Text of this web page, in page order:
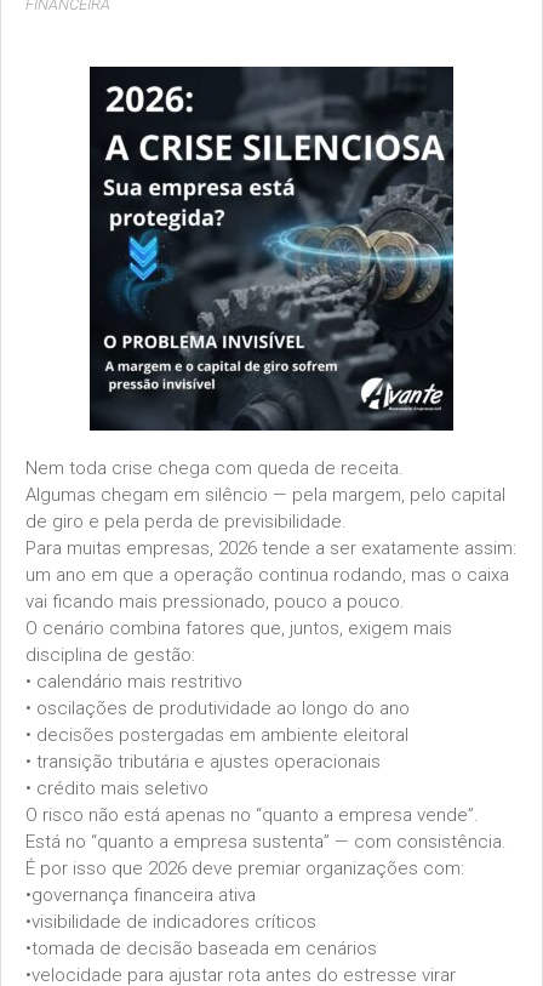
FINANCEIRA
Nem toda crise chega com queda de receita.
Algumas chegam em silêncio — pela margem, pelo capital
de giro e pela perda de previsibilidade.
Para muitas empresas, 2026 tende a ser exatamente assim:
um ano em que a operação continua rodando, mas o caixa
vai ficando mais pressionado, pouco a pouco.
O cenário combina fatores que, juntos, exigem mais
disciplina de gestão:
• calendário mais restritivo
• oscilações de produtividade ao longo do ano
• decisões postergadas em ambiente eleitoral
• transição tributária e ajustes operacionais
• crédito mais seletivo
O risco não está apenas no “quanto a empresa vende”.
Está no “quanto a empresa sustenta” — com consistência.
É por isso que 2026 deve premiar organizações com:
•governança financeira ativa
•visibilidade de indicadores críticos
•tomada de decisão baseada em cenários
•velocidade para ajustar rota antes do estresse virar